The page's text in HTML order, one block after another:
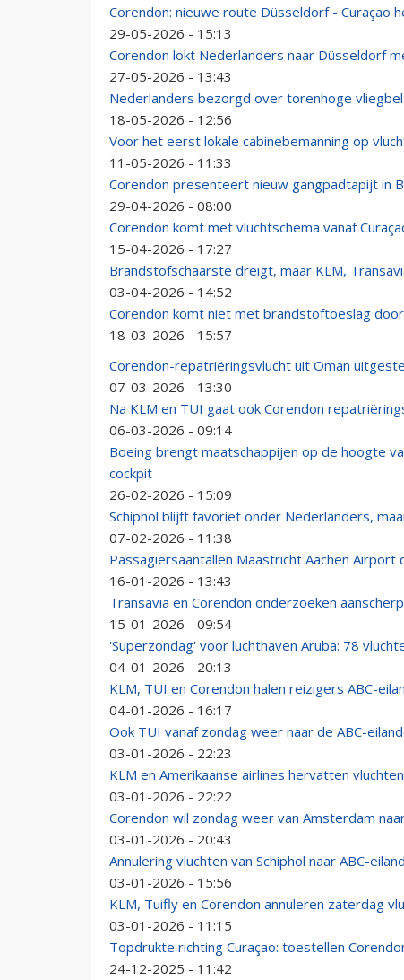
Corendon: nieuwe route Düsseldorf - Curaçao
29-05-2026 - 15:13
Corendon lokt Nederlanders naar Düsseldorf
27-05-2026 - 13:43
Nederlanders bezorgd over torenhoge
18-05-2026 - 12:56
Voor het eerst lokale cabinebemanning op
11-05-2026 - 11:33
Corendon presenteert nieuw gangpadtapijt in
29-04-2026 - 08:00
Corendon komt met vluchtschema vanaf
15-04-2026 - 17:27
Brandstofschaarste dreigt, maar KLM,
03-04-2026 - 14:52
Corendon komt niet met brandstoftoeslag
18-03-2026 - 15:57
Corendon-repatriëringsvlucht uit Oman
07-03-2026 - 13:30
Na KLM en TUI gaat ook Corendon
06-03-2026 - 09:14
Boeing brengt maatschappijen op de hoogte
cockpit
26-02-2026 - 15:09
Schiphol blijft favoriet onder Nederlanders,
07-02-2026 - 11:38
Passagiersaantallen Maastricht Aachen
16-01-2026 - 13:43
Transavia en Corendon onderzoeken
15-01-2026 - 09:54
'Superzondag' voor luchthaven Aruba: 78
04-01-2026 - 20:13
KLM, TUI en Corendon halen reizigers ABC-
04-01-2026 - 16:17
Ook TUI vanaf zondag weer naar de ABC-
03-01-2026 - 22:23
KLM en Amerikaanse airlines hervatten
03-01-2026 - 22:22
Corendon wil zondag weer van Amsterdam
03-01-2026 - 20:43
Annulering vluchten van Schiphol naar ABC-
03-01-2026 - 15:56
KLM, Tuifly en Corendon annuleren zaterdag
03-01-2026 - 11:15
Topdrukte richting Curaçao: toestellen
24-12-2025 - 11:42